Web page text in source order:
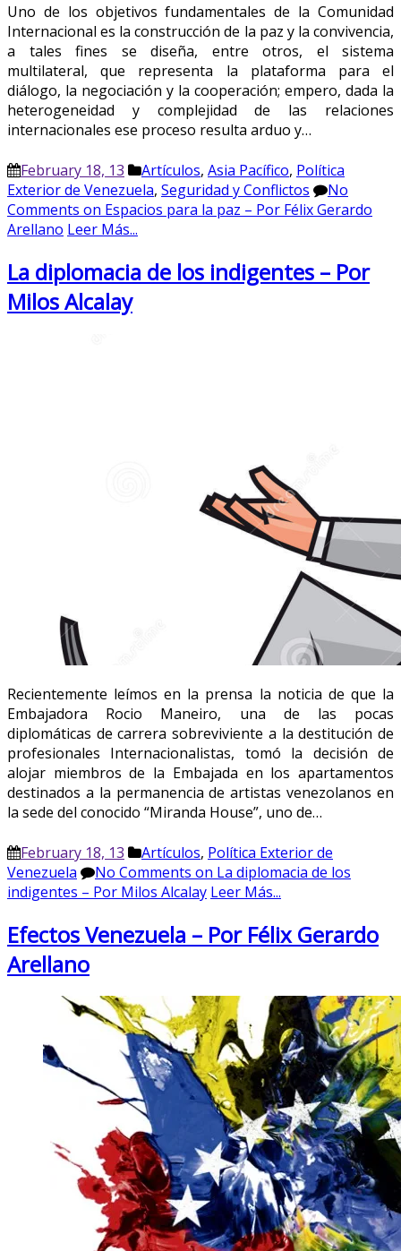
Uno de los objetivos fundamentales de la Comunidad
Internacional es la construcción de la paz y la convivencia,
a tales fines se diseña, entre otros, el sistema
multilateral, que representa la plataforma para el
diálogo, la negociación y la cooperación; empero, dada la
heterogeneidad y complejidad de las relaciones
internacionales ese proceso resulta arduo y…
February 18, 13 Artículos, Asia Pacífico, Política
Exterior de Venezuela, Seguridad y Conflictos
No
Comments on Espacios para la paz – Por Félix Gerardo
Arellano Leer Más...
La diplomacia de los indigentes – Por
Milos Alcalay
Recientemente leímos en la prensa la noticia de que la
Embajadora Rocio Maneiro, una de las pocas
diplomáticas de carrera sobreviviente a la destitución de
profesionales Internacionalistas, tomó la decisión de
alojar miembros de la Embajada en los apartamentos
destinados a la permanencia de artistas venezolanos en
la sede del conocido “Miranda House”, uno de…
February 18, 13 Artículos, Política Exterior de
Venezuela
No Comments on La diplomacia de los
indigentes – Por Milos Alcalay Leer Más...
Efectos Venezuela – Por Félix Gerardo
Arellano